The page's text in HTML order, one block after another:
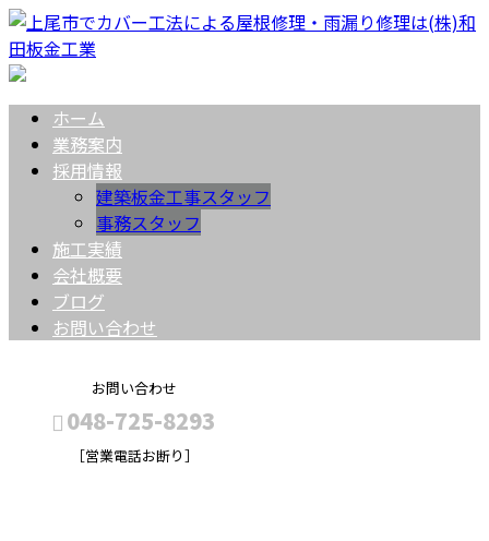
ホーム
業務案内
採用情報
建築板金工事スタッフ
事務スタッフ
施工実績
会社概要
ブログ
お問い合わせ
お問い合わせ
048-725-8293
［営業電話お断り］